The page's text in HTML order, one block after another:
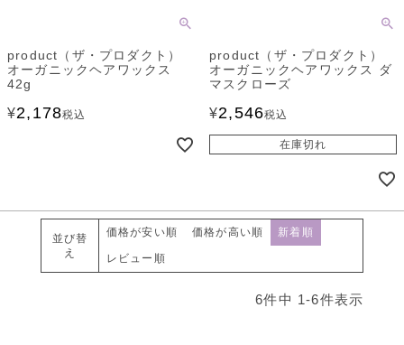
product（ザ・プロダクト）
オーガニックヘアワックス
42g
¥2,178税込
product（ザ・プロダクト）
オーガニックヘアワックス ダ
マスクローズ
¥2,546税込
在庫切れ
並び替
え
価格が安い順 価格が高い順 新着順
レビュー順
6件中 1-6件表示